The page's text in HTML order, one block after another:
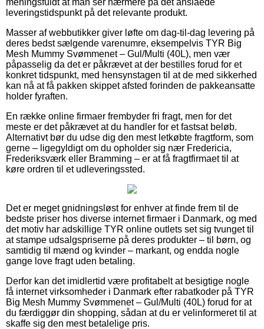
leveringstidspunkt på det relevante produkt.
Masser af webbutikker giver løfte om dag-til-dag levering på
deres bedst sælgende varenumre, eksempelvis TYR Big
Mesh Mummy Svømmenet – Gul/Multi (40L), men vær
påpasselig da det er påkrævet at der bestilles forud for et
konkret tidspunkt, med hensynstagen til at de med sikkerhed
kan nå at få pakken skippet afsted forinden de pakkeansatte
holder fyraften.
En række online firmaer frembyder fri fragt, men for det
meste er det påkrævet at du handler for et fastsat beløb.
Alternativt bør du udse dig den mest letkøbte fragtform, som
gerne – ligegyldigt om du opholder sig nær Fredericia,
Frederiksværk eller Bramming – er at få fragtfirmaet til at
køre ordren til et udleveringssted.
Det er meget gnidningsløst for enhver at finde frem til de
bedste priser hos diverse internet firmaer i Danmark, og med
det motiv har adskillige TYR online outlets set sig tvunget til
at stampe udsalgspriserne på deres produkter – til børn, og
samtidig til mænd og kvinder – markant, og endda nogle
gange love fragt uden betaling.
Derfor kan det imidlertid være profitabelt at besigtige nogle
få internet virksomheder i Danmark efter rabatkoder på TYR
Big Mesh Mummy Svømmenet – Gul/Multi (40L) forud for at
du færdiggør din shopping, sådan at du er velinformeret til at
skaffe sig den mest betalelige pris.